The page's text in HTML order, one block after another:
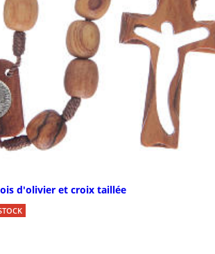
d'olivier et croix taillée